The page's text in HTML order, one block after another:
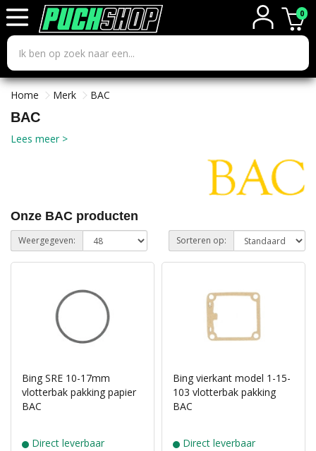
0
Home Merk BAC
BAC
Lees meer >
Onze BAC producten
Sorteren op:
Weergegeven:
Bing SRE 10-17mm
vlotterbak pakking papier
BAC
Direct leverbaar
Bing vierkant model 1-15-
103 vlotterbak pakking
BAC
Direct leverbaar